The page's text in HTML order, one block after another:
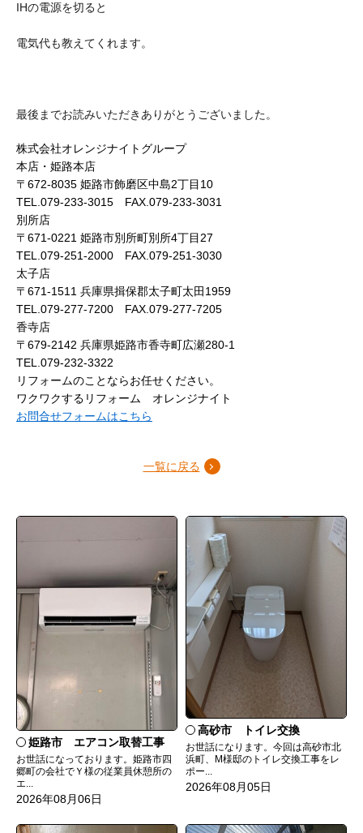
IHの電源を切ると
電気代も教えてくれます。
最後までお読みいただきありがとうございました。
株式会社オレンジナイトグループ
本店・姫路本店
〒672-8035 姫路市飾磨区中島2丁目10
TEL.079-233-3015 FAX.079-233-3031
別所店
〒671-0221 姫路市別所町別所4丁目27
TEL.079-251-2000 FAX.079-251-3030
太子店
〒671-1511 兵庫県揖保郡太子町太田1959
TEL.079-277-7200 FAX.079-277-7205
香寺店
〒679-2142 兵庫県姫路市香寺町広瀬280-1
TEL.079-232-3322
リフォームのことならお任せください。
ワクワクするリフォーム オレンジナイト
お問合せフォームはこちら
一覧に戻る
姫路市 エアコン取替工事
お世話になっております。姫路市四
郷町の会社でＹ様の従業員休憩所の
エ...
2026年08月06日
高砂市 トイレ交換
お世話になります。今回は高砂市北
浜町、M様邸のトイレ交換工事をレ
ポー...
2026年08月05日